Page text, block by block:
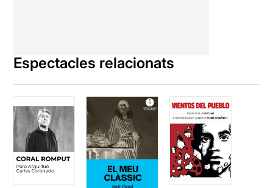
Espectacles relacionats